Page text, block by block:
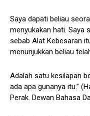
Saya dapati beliau
menyukakan hati. Saya
sebab Alat Kebesaran
menunjukkan beliau
Adalah satu kesilapan
ada apa gunanya itu.”
Perak. Dewan Bahasa